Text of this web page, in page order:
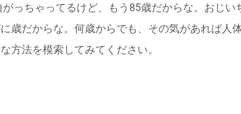
っちゃってるけど、もう85歳だからな。おじい
歳だからな。 何歳からでも、その気があれば人
方法を模索してみてください。